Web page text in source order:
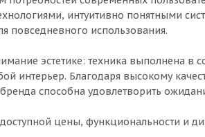
интуитивно понятными
повседневного использования.
эстетике: техника выполнена в
интерьер. Благодаря высокому
способна удовлетворить
доступной цены, функциональности